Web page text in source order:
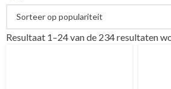
Resultaat 1–24 van de 234 resultaten